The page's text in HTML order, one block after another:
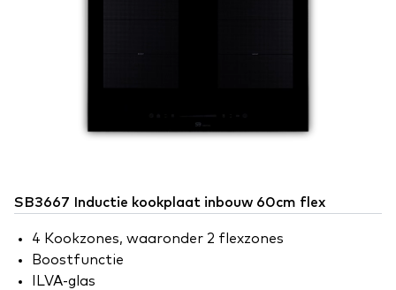
SB3667 Inductie kookplaat inbouw 60cm flex
4 Kookzones, waaronder 2 flexzones
Boostfunctie
ILVA-glas